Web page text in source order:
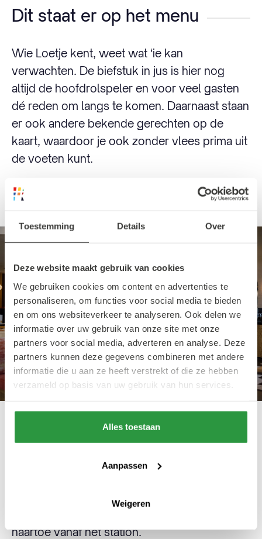
Toestemming Details Over
Deze website maakt gebruik van cookies
We gebruiken cookies om content en advertenties te
personaliseren, om functies voor social media te bieden
en om ons websiteverkeer te analyseren. Ook delen we
informatie over uw gebruik van onze site met onze
partners voor social media, adverteren en analyse. Deze
partners kunnen deze gegevens combineren met andere
informatie die u aan ze heeft verstrekt of die ze hebben
verzameld op basis van uw gebruik van hun services.
Alles toestaan
Aanpassen
Weigeren
Dit staat er op het menu
Wie Loetje kent, weet wat ‘ie kan
verwachten. De biefstuk in jus is hier nog
altijd de hoofdrolspeler en voor veel gasten
dé reden om langs te komen. Daarnaast staan
er ook andere bekende gerechten op de
kaart, waardoor je ook zonder vlees prima uit
de voeten kunt.
Bekijk het menu van Loetje hier.
Goed om te weten
naartoe vanaf het station.